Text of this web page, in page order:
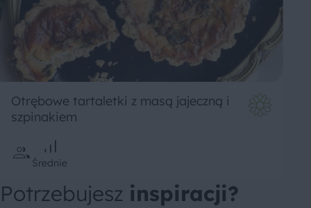
Otrębowe tartaletki z masą jajeczną i
szpinakiem
Średnie
Potrzebujesz inspiracji?